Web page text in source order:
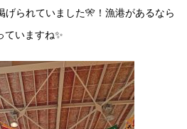
げられていました🎌！漁港があるなら
ていますね✨